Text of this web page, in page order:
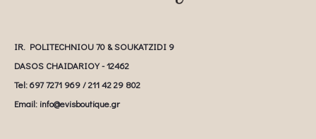
IR. POLITECHNIOU 70 & SOUKATZIDI 9
DASOS CHAIDARIOY - 12462
Tel: 697 7271 969 / 211 42 29 802
Email: info@evisboutique.gr